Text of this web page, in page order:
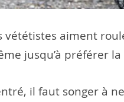
vététistes aiment
jusqu’à préférer
il faut songer à